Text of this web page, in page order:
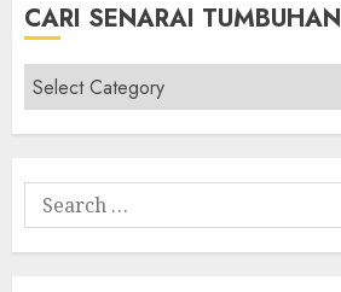
CARI SENARAI TUMBUHAN
Cari
Senarai
Tumbuhan
Search
for: